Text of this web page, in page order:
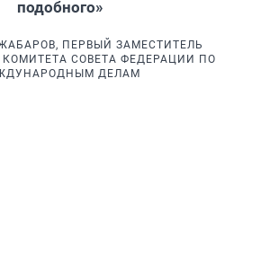
подобного»
ПЕРВЫЙ ЗАМЕСТИТЕЛЬ
КОМИТЕТА СОВЕТА ФЕДЕРАЦИИ ПО
ДЕЛАМ